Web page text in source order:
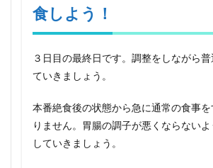
その
５：
絶食
エッ
トを
絶対
ては
いけ
ない
人
食しよう！
３日目の最終日です。調整をしながら
ていきましょう。
本番絶食後の状態から急に通常の食事
りません。胃腸の調子が悪くならない
していきましょう。